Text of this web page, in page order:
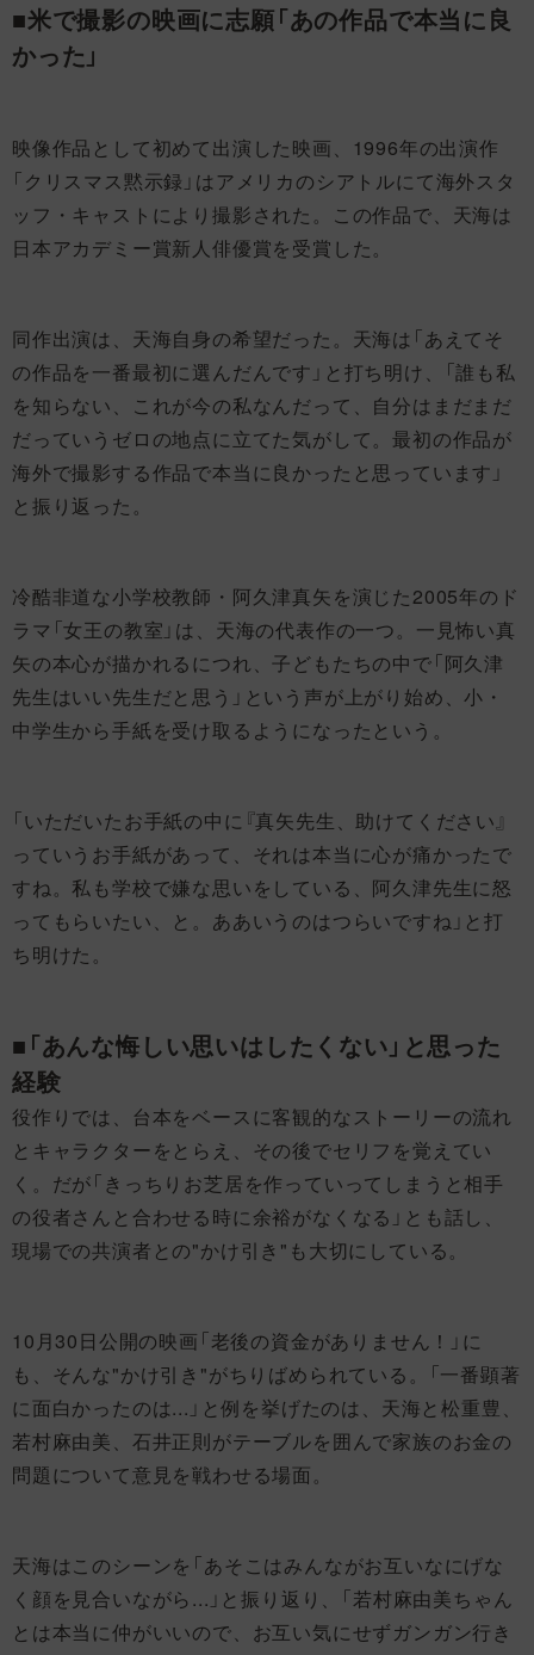
■米で撮影の映画に志願「あの作品で本当に良
かった」
映像作品として初めて出演した映画、1996年の出演作
「クリスマス黙示録」はアメリカのシアトルにて海外スタ
ッフ・キャストにより撮影された。この作品で、天海は
日本アカデミー賞新人俳優賞を受賞した。
同作出演は、天海自身の希望だった。天海は「あえてそ
の作品を一番最初に選んだんです」と打ち明け、「誰も私
を知らない、これが今の私なんだって、自分はまだまだ
だっていうゼロの地点に立てた気がして。最初の作品が
海外で撮影する作品で本当に良かったと思っています」
と振り返った。
冷酷非道な小学校教師・阿久津真矢を演じた2005年のド
ラマ「女王の教室」は、天海の代表作の一つ。一見怖い真
矢の本心が描かれるにつれ、子どもたちの中で「阿久津
先生はいい先生だと思う」という声が上がり始め、小・
中学生から手紙を受け取るようになったという。
「いただいたお手紙の中に『真矢先生、助けてください』
っていうお手紙があって、それは本当に心が痛かったで
すね。私も学校で嫌な思いをしている、阿久津先生に怒
ってもらいたい、と。ああいうのはつらいですね」と打
ち明けた。
■「あんな悔しい思いはしたくない」と思った
経験
役作りでは、台本をベースに客観的なストーリーの流れ
とキャラクターをとらえ、その後でセリフを覚えてい
く。だが「きっちりお芝居を作っていってしまうと相手
の役者さんと合わせる時に余裕がなくなる」とも話し、
現場での共演者との"かけ引き"も大切にしている。
10月30日公開の映画「老後の資金がありません！」に
も、そんな"かけ引き"がちりばめられている。「一番顕著
に面白かったのは...」と例を挙げたのは、天海と松重豊、
若村麻由美、石井正則がテーブルを囲んで家族のお金の
問題について意見を戦わせる場面。
天海はこのシーンを「あそこはみんながお互いなにげな
く顔を見合いながら...」と振り返り、「若村麻由美ちゃん
とは本当に仲がいいので、お互い気にせずガンガン行き